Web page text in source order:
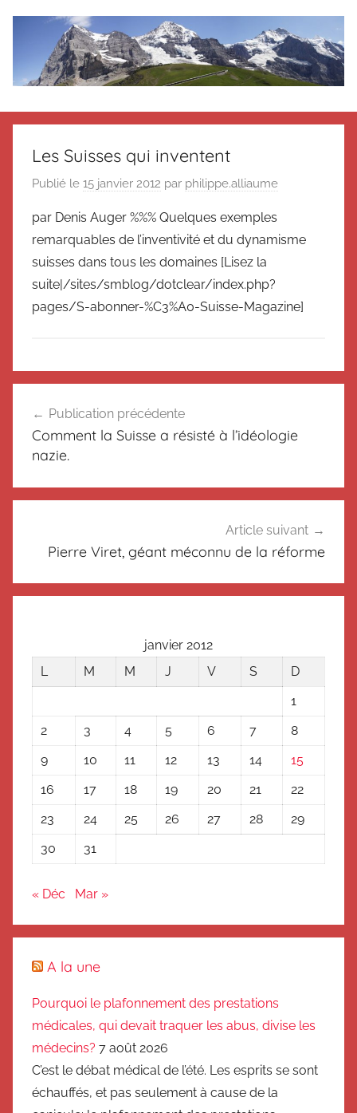
Le
blog
de
Suisse
Magazine
Suisse
Suisse
Magazine
Messager
Les Suisses qui inventent
Publié le 15 janvier 2012 par philippe.alliaume
par Denis Auger %%% Quelques exemples
remarquables de l’inventivité et du dynamisme
suisses dans tous les domaines [Lisez la
suite|/sites/smblog/dotclear/index.php?
pages/S-abonner-%C3%A0-Suisse-Magazine]
N
c
a
de
l’article
Publication précédente
Comment la Suisse a résisté à l’idéologie
nazie.
Article suivant
Pierre Viret, géant méconnu de la réforme
janvier 2012
L
M M J V S
D
1
2
3 4 5 6 7
8
9
10 11 12 13 14
15
16
17 18 19 20 21
22
23
24 25 26 27 28
29
30
31
« Déc Mar »
A la une
Pourquoi le plafonnement des prestations
médicales, qui devait traquer les abus, divise les
médecins? 7 août 2026
C’est le débat médical de l’été. Les esprits se sont
échauffés, et pas seulement à cause de la